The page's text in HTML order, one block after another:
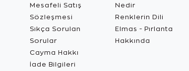
Mesafeli Satış
Sözleşmesi
Sıkça Sorulan
Sorular
Cayma Hakkı
İade Bilgileri
Nedir
Renklerin Dili
Elmas - Pırlanta
Hakkında